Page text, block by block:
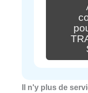
Il n'y plus de